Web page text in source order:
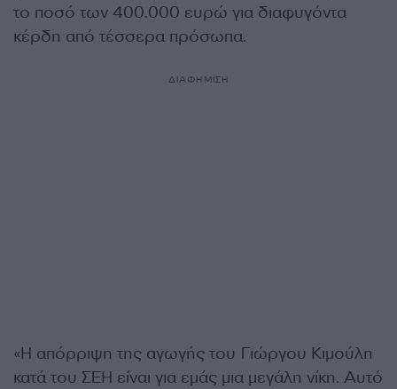
το ποσό των 400.000 ευρώ για διαφυγόντα
κέρδη από τέσσερα πρόσωπα.
ΔΙΑΦΗΜΙΣΗ
«Η απόρριψη της αγωγής του Γιώργου Κιμούλη
κατά του ΣΕΗ είναι για εμάς μια μεγάλη νίκη. Αυτό